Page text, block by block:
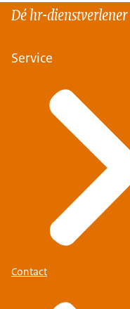
Dé hr-
Service
Contact